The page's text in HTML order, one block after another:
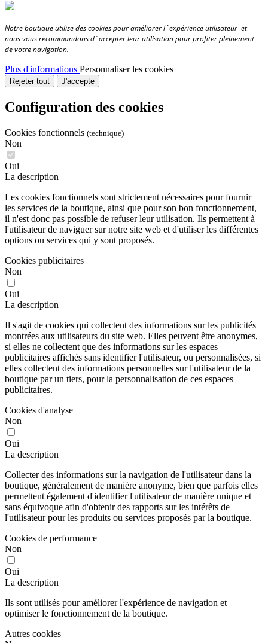
Notre boutique utilise des cookies pour améliorer l´expérience utilisateur et
nous vous recommandons d´accepter leur utilisation pour profiter pleinement
de votre navigation.
Plus d'informations Personnaliser les cookies
Rejeter tout J'accepte
Configuration des cookies
Cookies fonctionnels (technique)
Non
Oui
La description
Les cookies fonctionnels sont strictement nécessaires pour fournir
les services de la boutique, ainsi que pour son bon fonctionnement,
il n'est donc pas possible de refuser leur utilisation. Ils permettent à
l'utilisateur de naviguer sur notre site web et d'utiliser les différentes
options ou services qui y sont proposés.
Cookies publicitaires
Non
Oui
La description
Il s'agit de cookies qui collectent des informations sur les publicités
montrées aux utilisateurs du site web. Elles peuvent être anonymes,
si elles ne collectent que des informations sur les espaces
publicitaires affichés sans identifier l'utilisateur, ou personnalisées, si
elles collectent des informations personnelles sur l'utilisateur de la
boutique par un tiers, pour la personnalisation de ces espaces
publicitaires.
Cookies d'analyse
Non
Oui
La description
Collecter des informations sur la navigation de l'utilisateur dans la
boutique, généralement de manière anonyme, bien que parfois elles
permettent également d'identifier l'utilisateur de manière unique et
sans équivoque afin d'obtenir des rapports sur les intérêts de
l'utilisateur pour les produits ou services proposés par la boutique.
Cookies de performance
Non
Oui
La description
Ils sont utilisés pour améliorer l'expérience de navigation et
optimiser le fonctionnement de la boutique.
Autres cookies